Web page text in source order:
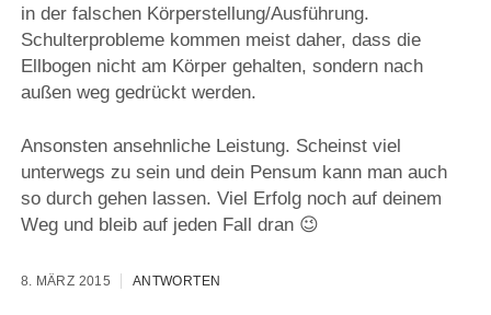
in der falschen Körperstellung/Ausführung.
Schulterprobleme kommen meist daher, dass die
Ellbogen nicht am Körper gehalten, sondern nach
außen weg gedrückt werden.
Ansonsten ansehnliche Leistung. Scheinst viel
unterwegs zu sein und dein Pensum kann man auch
so durch gehen lassen. Viel Erfolg noch auf deinem
Weg und bleib auf jeden Fall dran 😉
8. MÄRZ 2015 ANTWORTEN